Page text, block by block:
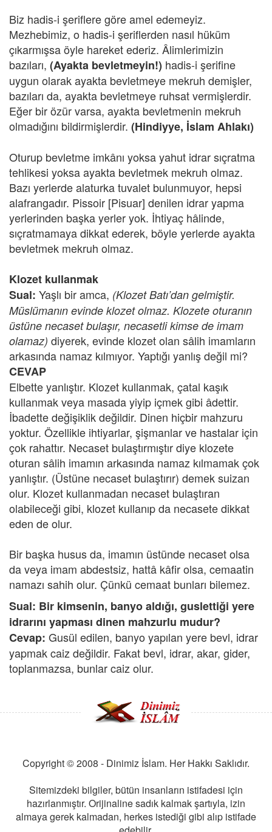
Biz hadis-i şeriflere göre amel edemeyiz.
Mezhebimiz, o hadis-i şeriflerden nasıl hüküm
çıkarmışsa öyle hareket ederiz. Âlimlerimizin
bazıları, (Ayakta bevletmeyin!) hadis-i şerifine
uygun olarak ayakta bevletmeye mekruh demişler,
bazıları da, ayakta bevletmeye ruhsat vermişlerdir.
Eğer bir özür varsa, ayakta bevletmenin mekruh
olmadığını bildirmişlerdir. (Hindiyye, İslam Ahlakı)
Oturup bevletme imkânı yoksa yahut idrar sıçratma
tehlikesi yoksa ayakta bevletmek mekruh olmaz.
Bazı yerlerde alaturka tuvalet bulunmuyor, hepsi
alafrangadır. Pissoir [Pisuar] denilen idrar yapma
yerlerinden başka yerler yok. İhtiyaç hâlinde,
sıçratmamaya dikkat ederek, böyle yerlerde ayakta
bevletmek mekruh olmaz.
Klozet kullanmak
Sual: Yaşlı bir amca, (Klozet Batı’dan gelmiştir.
Müslümanın evinde klozet olmaz. Klozete oturanın
üstüne necaset bulaşır, necasetli kimse de imam
olamaz) diyerek, evinde klozet olan sâlih imamların
arkasında namaz kılmıyor. Yaptığı yanlış değil mi?
CEVAP
Elbette yanlıştır. Klozet kullanmak, çatal kaşık
kullanmak veya masada yiyip içmek gibi âdettir.
İbadette değişiklik değildir. Dinen hiçbir mahzuru
yoktur. Özellikle ihtiyarlar, şişmanlar ve hastalar için
çok rahattır. Necaset bulaştırmıştır diye klozete
oturan sâlih imamın arkasında namaz kılmamak çok
yanlıştır. (Üstüne necaset bulaştırır) demek suizan
olur. Klozet kullanmadan necaset bulaştıran
olabileceği gibi, klozet kullanıp da necasete dikkat
eden de olur.
Bir başka husus da, imamın üstünde necaset olsa
da veya imam abdestsiz, hattâ kâfir olsa, cemaatin
namazı sahih olur. Çünkü cemaat bunları bilemez.
Sual: Bir kimsenin, banyo aldığı, guslettiği yere
idrarını yapması dinen mahzurlu mudur?
Cevap: Gusül edilen, banyo yapılan yere bevl, idrar
yapmak caiz değildir. Fakat bevl, idrar, akar, gider,
toplanmazsa, bunlar caiz olur.
Copyright © 2008 - Dinimiz İslam. Her Hakkı Saklıdır.
Sitemizdeki bilgiler, bütün insanların istifadesi için
hazırlanmıştır. Orijinaline sadık kalmak şartıyla, izin
almaya gerek kalmadan, herkes istediği gibi alıp istifade